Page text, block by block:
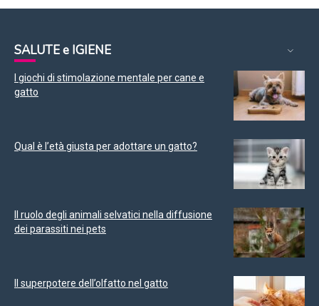
SALUTE e IGIENE
I giochi di stimolazione mentale per cane e
gatto
Qual è l’età giusta per adottare un gatto?
Il ruolo degli animali selvatici nella diffusione
dei parassiti nei pets
Il superpotere dell’olfatto nel gatto